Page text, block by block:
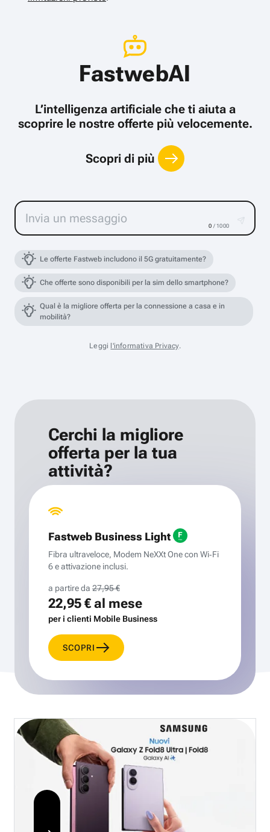
FastwebAI
L’intelligenza artificiale che ti aiuta a
scoprire le nostre offerte più velocemente.
Scopri di più
0 / 1000
Le offerte Fastweb includono il 5G gratuitamente?
Che offerte sono disponibili per la sim dello smartphone?
Qual è la migliore offerta per la connessione a casa e in
mobilità?
Leggi l'informativa Privacy.
Cerchi la migliore
offerta per la tua
attività?
Fastweb Business Light
Fibra ultraveloce, Modem NeXXt One con Wi‑Fi
6 e attivazione inclusi.
a partire da 27,95 €
22,95 €al mese
per i clienti Mobile Business
SCOPRI